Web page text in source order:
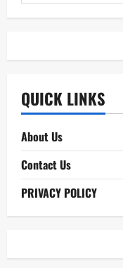
for:
QUICK LINKS
About Us
Contact Us
PRIVACY POLICY